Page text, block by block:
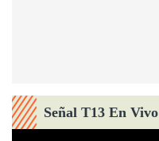
Señal T13 En Vivo